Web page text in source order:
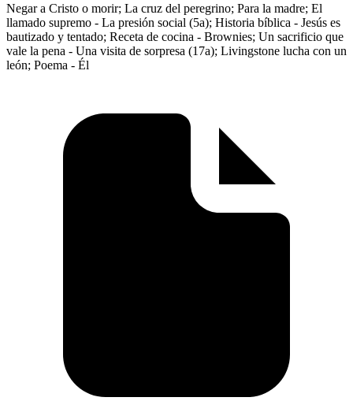
Negar a Cristo o morir; La cruz del peregrino; Para la madre; El
llamado supremo - La presión social (5a); Historia bíblica - Jesús es
bautizado y tentado; Receta de cocina - Brownies; Un sacrificio que
vale la pena - Una visita de sorpresa (17a); Livingstone lucha con un
león; Poema - Él